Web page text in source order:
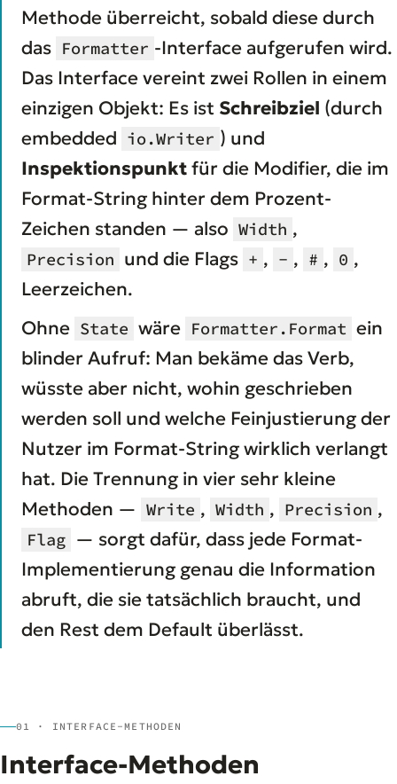
Methode überreicht, sobald diese durch
das Formatter -Interface aufgerufen wird.
Das Interface vereint zwei Rollen in einem
einzigen Objekt: Es ist Schreibziel (durch
embedded io.Writer ) und
Inspektionspunktfür die Modifier, die im
Format-String hinter dem Prozent-
Zeichen standen — also Width ,
Precision und die Flags + , - , # , 0 ,
Leerzeichen.
Ohne State wäre Formatter.Format ein
blinder Aufruf: Man bekäme das Verb,
wüsste aber nicht, wohin geschrieben
werden soll und welche Feinjustierung der
Nutzer im Format-String wirklich verlangt
hat. Die Trennung in vier sehr kleine
Methoden — Write , Width , Precision ,
Flag — sorgt dafür, dass jede Format-
Implementierung genau die Information
abruft, die sie tatsächlich braucht, und
den Rest dem Default überlässt.
01 · INTERFACE-METHODEN
Interface-Methoden